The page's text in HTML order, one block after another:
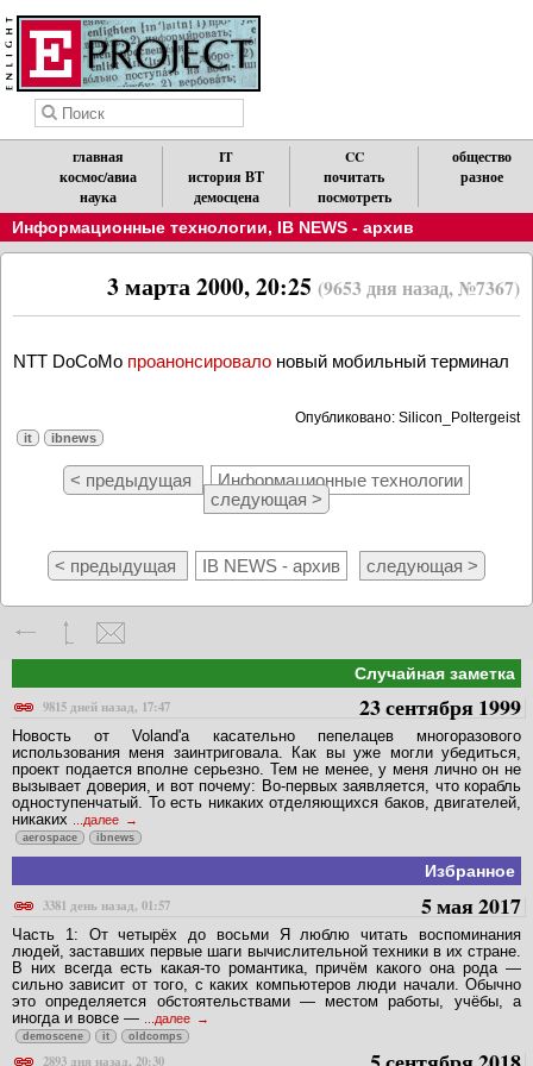
главная
космос/авиа
наука
IT
история ВТ
демосцена
CC
почитать
посмотреть
общество
разное
Информационные технологии, IB NEWS - архив
3 марта 2000, 20:25 (9653 дня назад, №7367)
NTT DoCoMo проанонсировало новый мобильный терминал
Опубликовано: Silicon_Poltergeist
it ibnews
< предыдущая
Информационные технологии
следующая >
< предыдущая IB NEWS - архив следующая >
Случайная заметка
9815 дней назад, 17:47
23 сентября 1999
Новость от Voland'a касательно пепелацев многоразового
использования меня заинтриговала. Как вы уже могли убедиться,
проект подается вполне серьезно. Тем не менее, у меня лично он не
вызывает доверия, и вот почему: Во-первых заявляется, что корабль
одноступенчатый. То есть никаких отделяющихся баков, двигателей,
никаких
...далее
aerospace ibnews
Избранное
3381 день назад, 01:57
5 мая 2017
Часть 1: От четырёх до восьми Я люблю читать воспоминания
людей, заставших первые шаги вычислительной техники в их стране.
В них всегда есть какая-то романтика, причём какого она рода —
сильно зависит от того, с каких компьютеров люди начали. Обычно
это определяется обстоятельствами — местом работы, учёбы, а
иногда и вовсе —
...далее
demoscene it oldcomps
2893 дня назад, 20:30